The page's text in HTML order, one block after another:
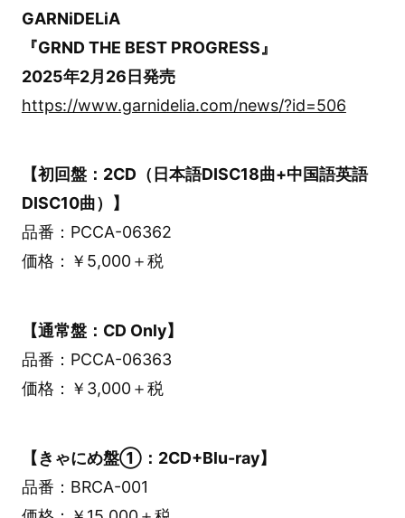
GARNiDELiA
『GRND THE BEST PROGRESS』
2025年2月26日発売
https://www.garnidelia.com/news/?id=506
【初回盤：2CD（日本語DISC18曲+中国語英語
DISC10曲）】
品番：PCCA-06362
価格：￥5,000＋税
【通常盤：CD Only】
品番：PCCA-06363
価格：￥3,000＋税
【きゃにめ盤①：2CD+Blu-ray】
品番：BRCA-001